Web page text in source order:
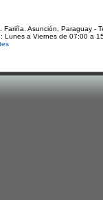
Fariña. Asunción, Paraguay -
Lunes a Viernes de 07:00 a